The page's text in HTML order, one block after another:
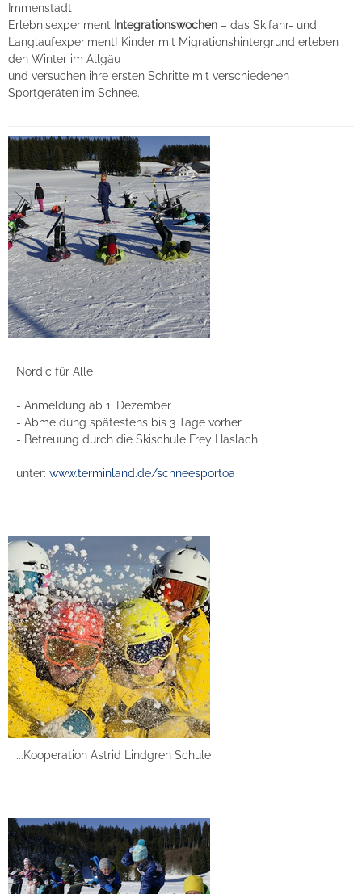
Immenstadt
Erlebnisexperiment Integrationswochen – das Skifahr- und
Langlaufexperiment! Kinder mit Migrationshintergrund erleben
den Winter im Allgäu
und versuchen ihre ersten Schritte mit verschiedenen
Sportgeräten im Schnee.
Nordic für Alle
- Anmeldung ab 1. Dezember
- Abmeldung spätestens bis 3 Tage vorher
- Betreuung durch die Skischule Frey Haslach
unter: www.terminland.de/schneesportoa
...Kooperation Astrid Lindgren Schule